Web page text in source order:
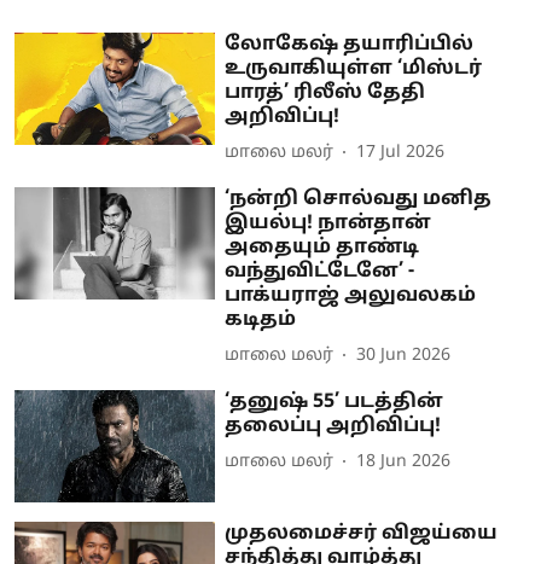
லோகேஷ் தயாரிப்பில்
உருவாகியுள்ள ‘மிஸ்டர்
பாரத்’ ரிலீஸ் தேதி
அறிவிப்பு!
மாலை மலர் 17 Jul 2026
‘நன்றி சொல்வது மனித
இயல்பு! நான்தான்
அதையும் தாண்டி
வந்துவிட்டேனே’ -
பாக்யராஜ் அலுவலகம்
கடிதம்
மாலை மலர் 30 Jun 2026
‘தனுஷ் 55’ படத்தின்
தலைப்பு அறிவிப்பு!
மாலை மலர் 18 Jun 2026
முதலமைச்சர் விஜய்யை
சந்தித்து வாழ்த்து